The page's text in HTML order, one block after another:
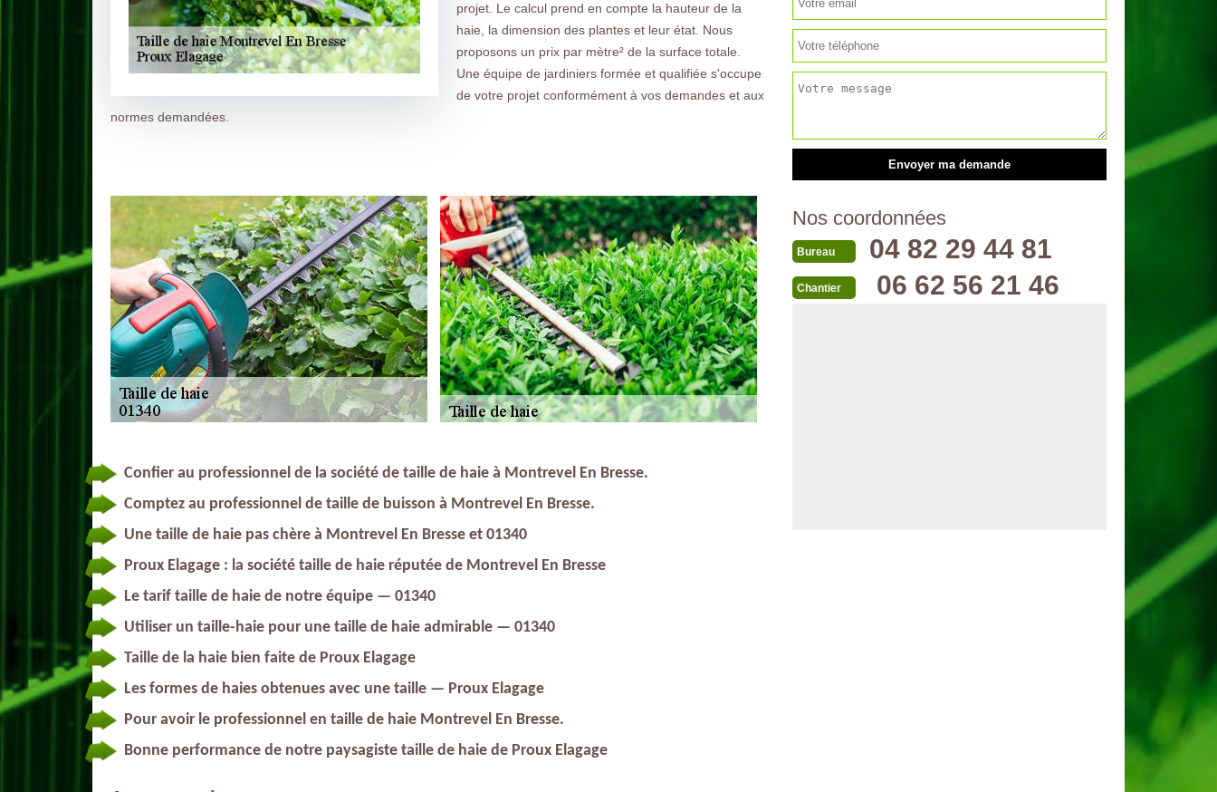
projet. Le calcul prend en compte la hauteur de la
haie, la dimension des plantes et leur état. Nous
proposons un prix par mètre² de la surface totale.
Une équipe de jardiniers formée et qualifiée s'occupe
de votre projet conformément à vos demandes et aux
normes demandées.
Confier au professionnel de la société de taille de haie à Montrevel En Bresse.
Comptez au professionnel de taille de buisson à Montrevel En Bresse.
Une taille de haie pas chère à Montrevel En Bresse et 01340
Proux Elagage : la société taille de haie réputée de Montrevel En Bresse
Le tarif taille de haie de notre équipe — 01340
Utiliser un taille-haie pour une taille de haie admirable — 01340
Taille de la haie bien faite de Proux Elagage
Les formes de haies obtenues avec une taille — Proux Elagage
Pour avoir le professionnel en taille de haie Montrevel En Bresse.
Bonne performance de notre paysagiste taille de haie de Proux Elagage
Nos coordonnées
Bureau 04 82 29 44 81
Chantier 06 62 56 21 46